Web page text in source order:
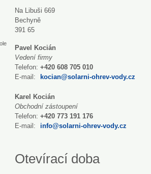
Na Libuši 669
Bechyně
391 65
Pavel Kocián
Vedení firmy
Telefon: +420 608 705 010
E-mail:
kocian@solarni-ohrev-vody.cz
Karel Kocián
Obchodní zástoupení
Telefon: +420 773 191 176
E-mail:
info@solarni-ohrev-vody.cz
Otevírací doba